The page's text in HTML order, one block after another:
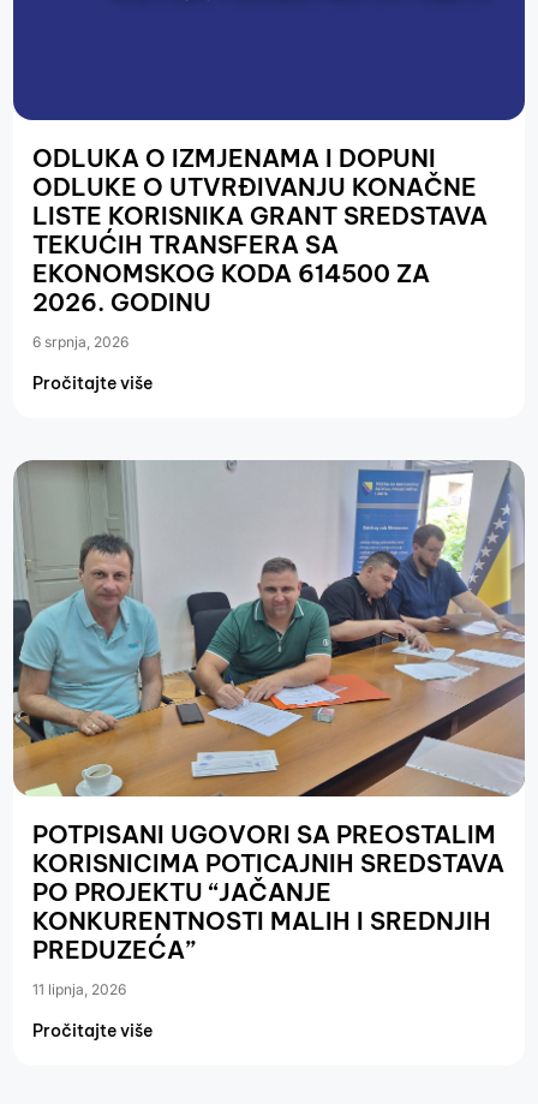
ODLUKA O IZMJENAMA I DOPUNI
ODLUKE O UTVRĐIVANJU KONAČNE
LISTE KORISNIKA GRANT SREDSTAVA
TEKUĆIH TRANSFERA SA
EKONOMSKOG KODA 614500 ZA
2026. GODINU
6 srpnja, 2026
Pročitajte više
POTPISANI UGOVORI SA PREOSTALIM
KORISNICIMA POTICAJNIH SREDSTAVA
PO PROJEKTU “JAČANJE
KONKURENTNOSTI MALIH I SREDNJIH
PREDUZEĆA”
11 lipnja, 2026
Pročitajte više